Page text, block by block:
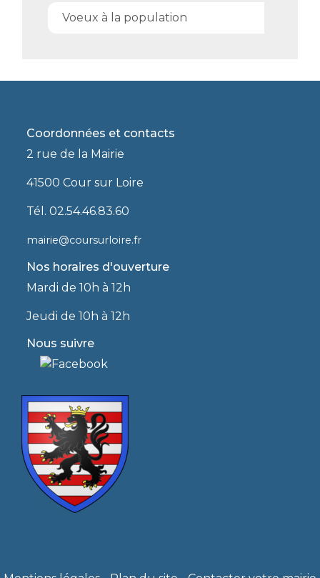
Voeux à la population
Coordonnées et contacts
2 rue de la Mairie
41500 Cour sur Loire
Tél. 02.54.46.83.60
mairie@coursurloire.fr
Nos horaires d'ouverture
Mardi de 10h à 12h
Jeudi de 10h à 12h
Nous suivre